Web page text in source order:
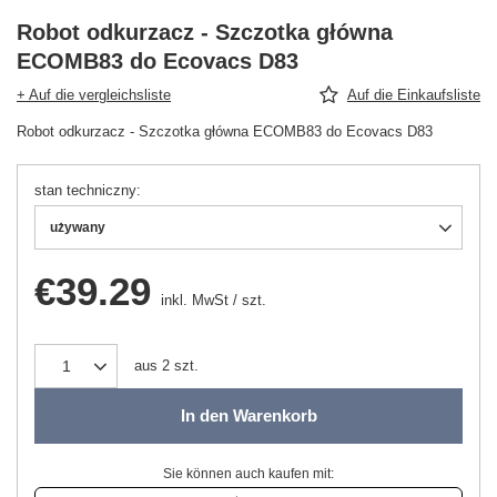
Robot odkurzacz - Szczotka główna
ECOMB83 do Ecovacs D83
+ Auf die vergleichsliste Auf die Einkaufsliste
Robot odkurzacz - Szczotka główna ECOMB83 do Ecovacs D83
stan techniczny
używany
€39.29 inkl. MwSt / szt.
aus 2 szt.
In den Warenkorb
Sie können auch kaufen mit: